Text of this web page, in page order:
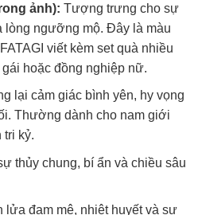
ảnh): Tượng trưng cho sự
lòng ngưỡng mộ. Đây là màu
viết kèm set quà nhiều
hoặc đồng nghiệp nữ.
lại cảm giác bình yên, hy vọng
Thường dành cho nam giới
tri kỷ.
thủy chung, bí ẩn và chiều sâu
lửa đam mê, nhiệt huyết và sự